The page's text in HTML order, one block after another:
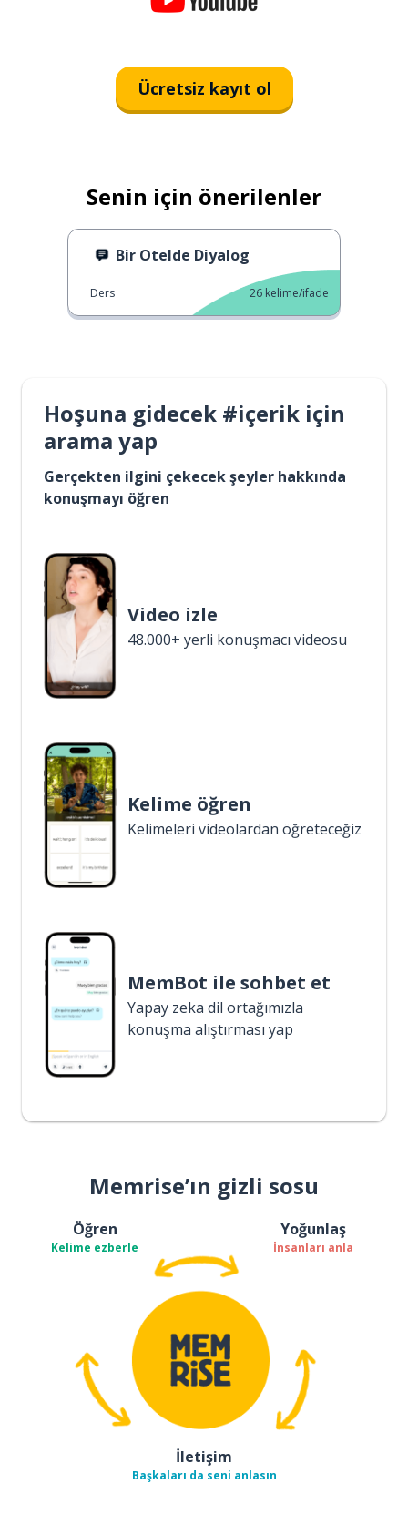
Ücretsiz kayıt ol
Senin için önerilenler
Bir Otelde Diyalog
Ders 26 kelime/ifade
Hoşuna gidecek #içerik için
arama yap
Gerçekten ilgini çekecek şeyler hakkında
konuşmayı öğren
Video izle
48.000+ yerli konuşmacı videosu
Kelime öğren
Kelimeleri videolardan öğreteceğiz
MemBot ile sohbet et
Yapay zeka dil ortağımızla
konuşma alıştırması yap
Memrise’ın gizli sosu
Öğren
Kelime ezberle
Yoğunlaş
İnsanları anla
İletişim
Başkaları da seni anlasın